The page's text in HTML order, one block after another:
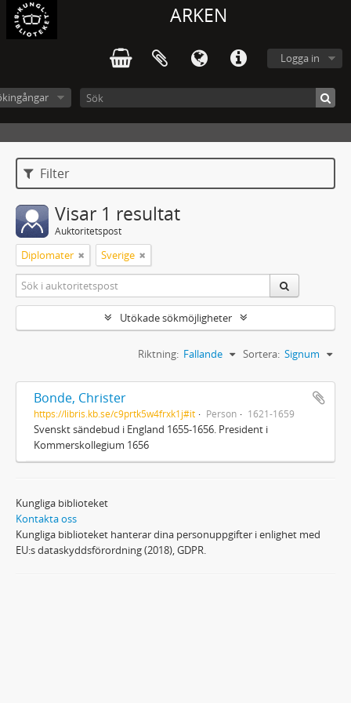
ARKEN
Logga in
Filter
Visar 1 resultat
Auktoritetspost
Diplomater Sverige
Utökade sökmöjligheter
Sortera: Signum
Riktning: Fallande
Bonde, Christer
https://libris.kb.se/c9prtk5w4frxk1j#it Person 1621-1659
Svenskt sändebud i England 1655-1656. President i
Kommerskollegium 1656
Kungliga biblioteket
Kontakta oss
Kungliga biblioteket hanterar dina personuppgifter i enlighet med
EU:s dataskyddsförordning (2018), GDPR.